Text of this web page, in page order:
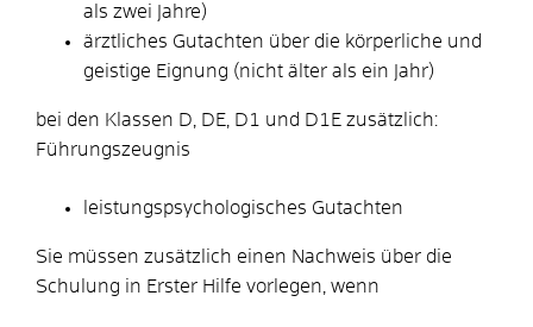
als zwei Jahre)
ärztliches Gutachten über die körperliche und
geistige Eignung (nicht älter als ein Jahr)
bei den Klassen D, DE, D1 und D1E zusätzlich:
Führungszeugnis
leistungspsychologisches Gutachten
Sie müssen zusätzlich einen Nachweis über die
Schulung in Erster Hilfe vorlegen, wenn